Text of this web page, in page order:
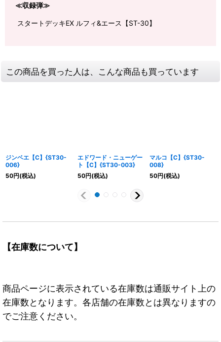
≪収録弾≫
スタートデッキEX ルフィ&エース【ST-30】
この商品を買った人は、こんな商品も買っています
ジンベエ【C】{ST30-
006}
50円(税込)
エドワード・ニューゲー
ト【C】{ST30-003}
50円(税込)
マルコ【C】{ST30-
008}
50円(税込)
【在庫数について】
商品ページに表示されている在庫数は通販サイト上の
在庫数となります。各店舗の在庫数とは異なりますの
でご注意ください。